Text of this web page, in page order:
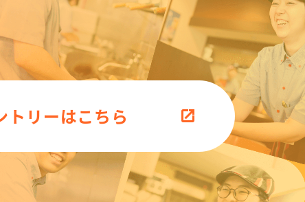
トリーはこちら